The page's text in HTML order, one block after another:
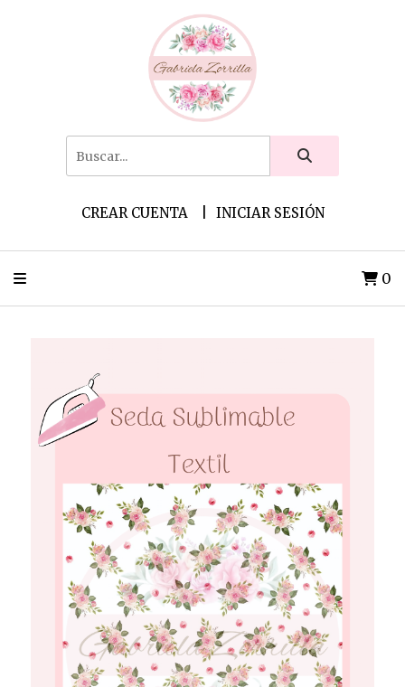
CREAR CUENTA INICIAR SESIÓN
0